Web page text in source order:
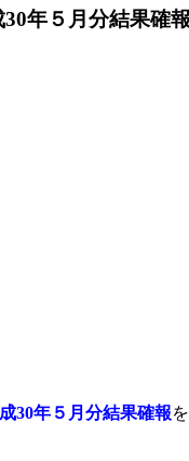
年５月分結果確
30年５月分結果確報